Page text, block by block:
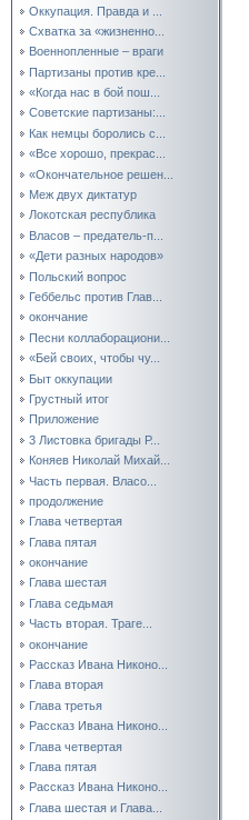
Оккупация. Правда и ...
Схватка за «жизненно...
Военнопленные – враги
Партизаны против кре...
«Когда нас в бой пош...
Советские партизаны:...
Как немцы боролись с...
«Все хорошо, прекрас...
«Окончательное решен...
Меж двух диктатур
Локотская республика
Власов – предатель-п...
«Дети разных народов»
Польский вопрос
Геббельс против Глав...
окончание
Песни коллаборациони...
«Бей своих, чтобы чу...
Быт оккупации
Грустный итог
Приложение
3 Листовка бригады Р...
Коняев Николай Михай...
Часть первая. Власо...
продолжение
Глава четвертая
Глава пятая
окончание
Глава шестая
Глава седьмая
Часть вторая. Траге...
окончание
Рассказ Ивана Никоно...
Глава вторая
Глава третья
Рассказ Ивана Никоно...
Глава четвертая
Глава пятая
Рассказ Ивана Никоно...
Глава шестая и Глава...